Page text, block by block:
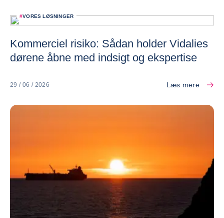
#VORES LØSNINGER
Kommerciel risiko: Sådan holder Vidalies
dørene åbne med indsigt og ekspertise
29 / 06 / 2026 Læs mere